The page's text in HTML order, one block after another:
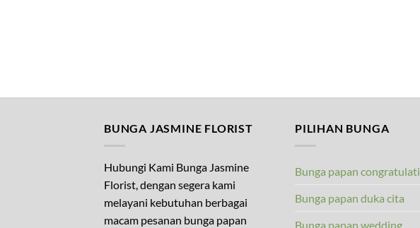
BUNGA JASMINE FLORIST
Hubungi Kami Bunga Jasmine
Florist, dengan segera kami
melayani kebutuhan berbagai
macam pesanan bunga papan
PILIHAN BUNGA
Bunga papan
Bunga papan duka cita
Bunga papan wedding